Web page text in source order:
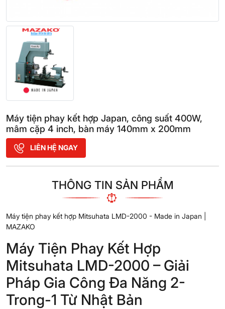
Máy tiện phay kết hợp Japan, công suất 400W,
mâm cặp 4 inch, bàn máy 140mm x 200mm
LIÊN HỆ NGAY
THÔNG TIN SẢN PHẨM
Máy tiện phay kết hợp Mitsuhata LMD-2000 - Made in Japan |
MAZAKO
Máy Tiện Phay Kết Hợp
Mitsuhata LMD-2000 – Giải
Pháp Gia Công Đa Năng 2-
Trong-1 Từ Nhật Bản